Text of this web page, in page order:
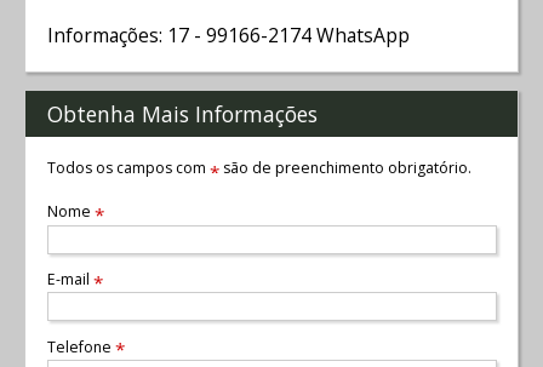
Informações: 17 - 99166-2174 WhatsApp
Obtenha Mais Informações
Todos os campos com *são de preenchimento obrigatório.
Nome *
E-mail *
Telefone *